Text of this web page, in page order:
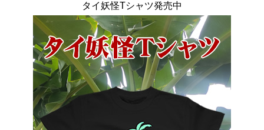
タイ妖怪Tシャツ発売中